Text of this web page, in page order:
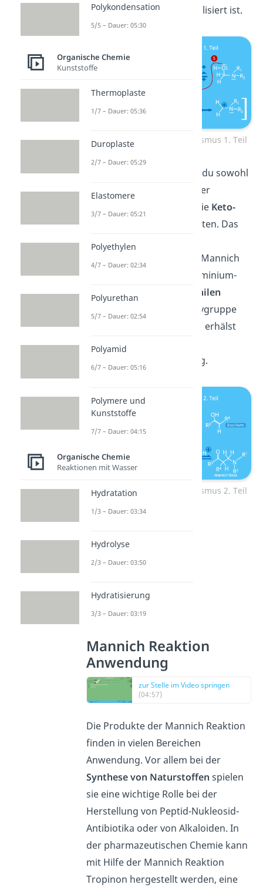
welchesmesomerie -stabilisiert ist.
Mannich Reaktion: Mechanismus 1. Teil
Im zweiten Schritt kannst du sowohl
unter sauren als auch unter
basischen Bedingungen die Keto-
beobachten. Das
Enol startet den
der Mannich
Reaktion am Carbenium-Iminium-
Ion. Nach dieser
nukleophilen
wird die Hydroxygruppe
noch deprotoniert und du erhälst
die Mannich Base
Aminocarbonylverbindung.
Mannich Reaktion: Mechanismus 2. Teil
Mannich Reaktion
Anwendung
zur Stelle im Video springen
(04:57)
Die Produkte der Mannich Reaktion
finden in vielen Bereichen
Anwendung. Vor allem bei der
Synthese von Naturstoffen spielen
sie eine wichtige Rolle bei der
Herstellung von Peptid-Nukleosid-
Antibiotika oder von Alkaloiden. In
der pharmazeutischen Chemie kann
mit Hilfe der Mannich Reaktion
Tropinon hergestellt werden, eine
Polykondensation
5/5 – Dauer: 05:30
Organische Chemie
Kunststoffe
Thermoplaste
1/7 – Dauer: 05:36
Duroplaste
2/7 – Dauer: 05:29
Elastomere
3/7 – Dauer: 05:21
Polyethylen
4/7 – Dauer: 02:34
Polyurethan
5/7 – Dauer: 02:54
Polyamid
6/7 – Dauer: 05:16
Polymere und
Kunststoffe
7/7 – Dauer: 04:15
Organische Chemie
Reaktionen mit Wasser
Hydratation
1/3 – Dauer: 03:34
Hydrolyse
2/3 – Dauer: 03:50
Hydratisierung
3/3 – Dauer: 03:19